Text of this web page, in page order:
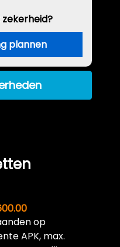
plannen
op
APK, max.